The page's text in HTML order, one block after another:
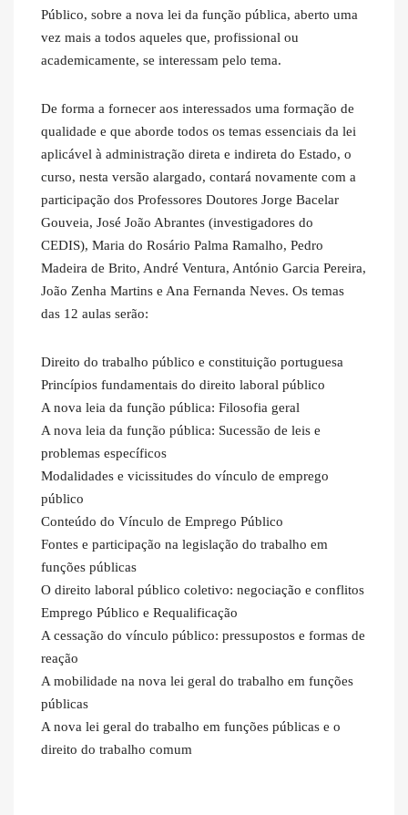
Público, sobre a nova lei da função pública, aberto uma
vez mais a todos aqueles que, profissional ou
academicamente, se interessam pelo tema.
De forma a fornecer aos interessados uma formação de
qualidade e que aborde todos os temas essenciais da lei
aplicável à administração direta e indireta do Estado, o
curso, nesta versão alargado, contará novamente com a
participação dos Professores Doutores Jorge Bacelar
Gouveia, José João Abrantes (investigadores do
CEDIS), Maria do Rosário Palma Ramalho, Pedro
Madeira de Brito, André Ventura, António Garcia Pereira,
João Zenha Martins e Ana Fernanda Neves. Os temas
das 12 aulas serão:
Direito do trabalho público e constituição portuguesa
Princípios fundamentais do direito laboral público
A nova leia da função pública: Filosofia geral
A nova leia da função pública: Sucessão de leis e
problemas específicos
Modalidades e vicissitudes do vínculo de emprego
público
Conteúdo do Vínculo de Emprego Público
Fontes e participação na legislação do trabalho em
funções públicas
O direito laboral público coletivo: negociação e conflitos
Emprego Público e Requalificação
A cessação do vínculo público: pressupostos e formas de
reação
A mobilidade na nova lei geral do trabalho em funções
públicas
A nova lei geral do trabalho em funções públicas e o
direito do trabalho comum